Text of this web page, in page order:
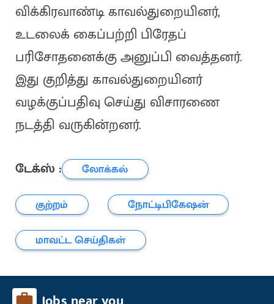
விக்கிரவாண்டி காவல்துறையினர்,
உடலைக் கைப்பற்றி பிரேதப்
பரிசோதனைக்கு அனுப்பி வைத்தனர்.
இது குறித்து காவல்துறையினர்
வழக்குப்பதிவு செய்து விசாரணை
நடத்தி வருகின்றனர்.
டேக்ஸ் :
லோக்கல்
குற்றம்
நோட்டிபிகேஷன்
மாவட்ட செய்திகள்